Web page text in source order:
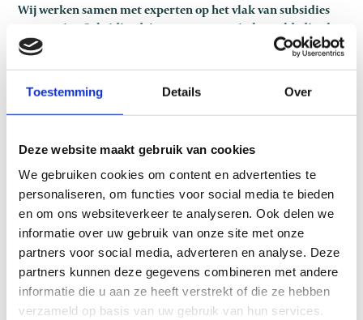
Toestemming Details Over
Deze website maakt gebruik van cookies
We gebruiken cookies om content en advertenties te
personaliseren, om functies voor social media te bieden
en om ons websiteverkeer te analyseren. Ook delen we
informatie over uw gebruik van onze site met onze
partners voor social media, adverteren en analyse. Deze
partners kunnen deze gegevens combineren met andere
informatie die u aan ze heeft verstrekt of die ze hebben
verzameld op basis van uw gebruik van hun services.
Wij werken samen met experten op het vlak van subsidies
en premies. Subsidieadviseurs, experten in het veld, die als
geen ander kunnen inschatten wat je slaagkansen zijn. Zij
weten als geen ander hoe je een sterk dossier dient op te
geloven in de slaagkans ervan. Dat is onze garantie aan jou.
ons wel op de hoogte van al je groeiplannen. Dan schieten
wij meteen in actie.